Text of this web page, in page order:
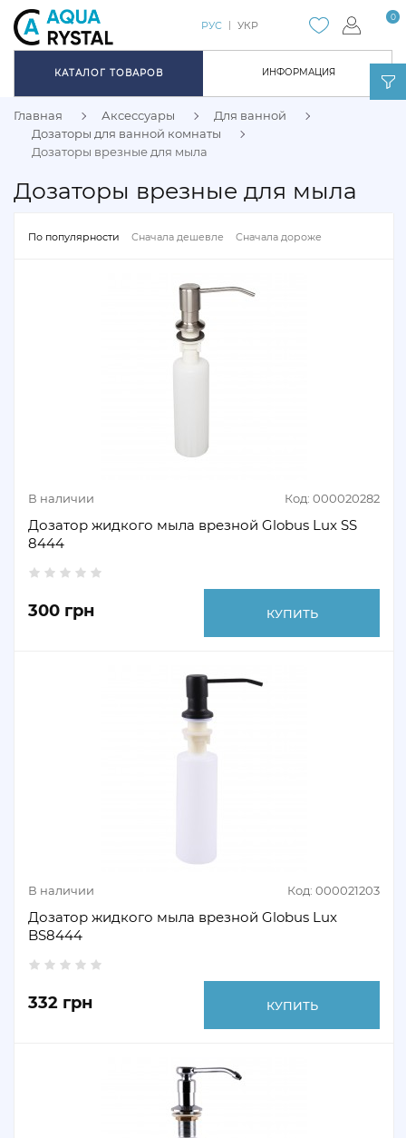
ИНФОРМАЦИЯ
0
РУС УКР
КАТАЛОГ ТОВАРОВ
Главная Аксессуары
Для ванной
Дозаторы для ванной комнаты
Дозаторы врезные для мыла
Дозаторы врезные для мыла
По популярности Сначала дешевле Сначала дороже
В наличии Код: 000020282
Дозатор жидкого мыла врезной Globus Lux SS
8444
300 грн КУПИТЬ
В наличии Код: 000021203
Дозатор жидкого мыла врезной Globus Lux
BS8444
332 грн КУПИТЬ